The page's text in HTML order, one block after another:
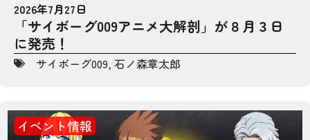
2026年7月27日
「サイボーグ009アニメ大解剖」が８月３日
に発売！
サイボーグ009, 石ノ森章太郎
イベント情報